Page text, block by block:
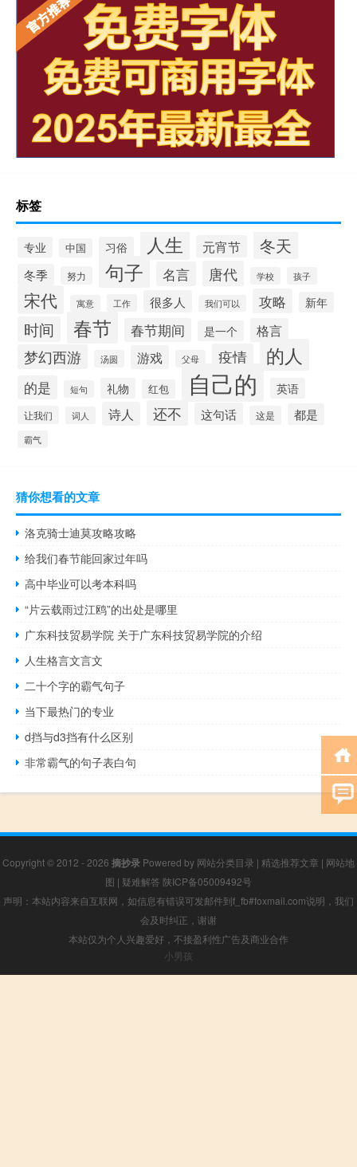
标签
专业 中国 习俗 人生 元宵节 冬天
冬季 努力 句子 名言 唐代 学校 孩子
宋代 寓意 工作 很多人 我们可以 攻略 新年
时间 春节 春节期间 是一个 格言
梦幻西游 汤圆 游戏 父母 疫情 的人
的是 短句 礼物 红包 自己的 英语
让我们 词人 诗人 还不 这句话 这是 都是
霸气
猜你想看的文章
洛克骑士迪莫攻略攻略
给我们春节能回家过年吗
高中毕业可以考本科吗
“片云载雨过江鸥”的出处是哪里
广东科技贸易学院 关于广东科技贸易学院的介绍
人生格言文言文
二十个字的霸气句子
当下最热门的专业
d挡与d3挡有什么区别
非常霸气的句子表白句
Copyright © 2012 - 2026 摘抄录 Powered by 网站分类目录 | 精选推荐文章 | 网站地
图 | 疑难解答 陕ICP备05009492号
声明：本站内容来自互联网，如信息有错误可发邮件到f_fb#foxmail.com说明，我们
会及时纠正，谢谢
本站仅为个人兴趣爱好，不接盈利性广告及商业合作
小男孩